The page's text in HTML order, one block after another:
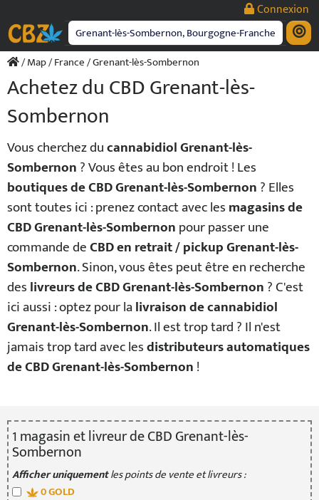
contenu
Connexion
/Map/France/ Grenant-lès-Sombernon
Achetez du CBD Grenant-lès-
Sombernon
Vous cherchez ducannabidiol Grenant-lès-
Sombernon? Vous êtes au bon endroit ! Les
boutiques de CBD Grenant-lès-Sombernon? Elles
sont toutes ici : prenez contact avec lesmagasins de
CBD Grenant-lès-Sombernonpour passer une
commande deCBD en retrait / pickup Grenant-lès-
Sombernon. Sinon, vous êtes peut être en recherche
deslivreurs de CBD Grenant-lès-Sombernon? C'est
ici aussi : optez pour lalivraison de cannabidiol
Grenant-lès-Sombernon. Il est trop tard ? Il n'est
jamais trop tard avec lesdistributeurs automatiques
de CBD Grenant-lès-Sombernon!
1 magasinet livreurde CBD Grenant-lès-
Sombernon
Afficher uniquementles points de vente et livreurs :
0GOLD